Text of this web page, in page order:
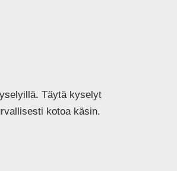
Täytä kyselyt
kotoa käsin.